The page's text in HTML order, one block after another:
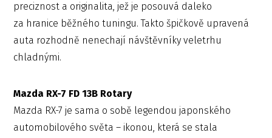
preciznost a originalita, jež je posouvá daleko
za hranice běžného tuningu. Takto špičkově upravená
auta rozhodně nenechají návštěvníky veletrhu
chladnými.
Mazda RX-7 FD 13B Rotary
Mazda RX-7 je sama o sobě legendou japonského
automobilového světa – ikonou, která se stala